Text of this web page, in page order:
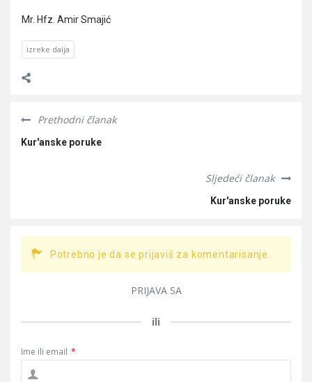
Mr. Hfz. Amir Smajić
izreke daija
Prethodni članak
Kur'anske poruke
Sljedeći članak
Kur'anske poruke
Potrebno je da se prijaviš za komentarisanje.
PRIJAVA SA
ili
Ime ili email *